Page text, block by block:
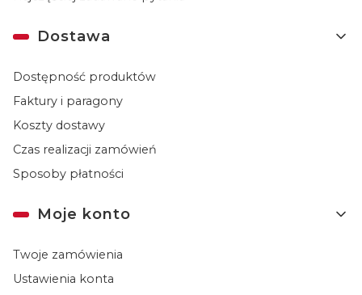
Dostawa
Dostępność produktów
Faktury i paragony
Koszty dostawy
Czas realizacji zamówień
Sposoby płatności
Moje konto
Twoje zamówienia
Ustawienia konta